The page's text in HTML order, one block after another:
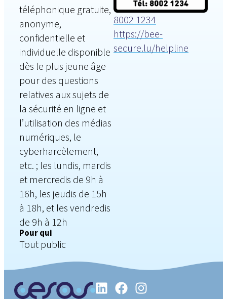
téléphonique gratuite,
anonyme,
confidentielle et
individuelle disponible
dès le plus jeune âge
pour des questions
relatives aux sujets de
la sécurité en ligne et
l’utilisation des médias
numériques, le
cyberharcèlement,
etc. ; les lundis, mardis
et mercredis de 9h à
16h, les jeudis de 15h
à 18h, et les vendredis
de 9h à 12h
Pour qui
Tout public
8002 1234
https://bee-
secure.lu/helpline